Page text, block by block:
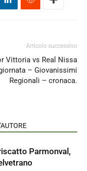
Articolo successivo
Vittoria vs Real Nissa
– Giovanissimi
Regionali – cronaca.
Parmonval,